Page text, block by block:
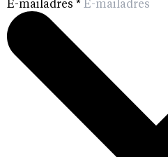
E-mailadres *